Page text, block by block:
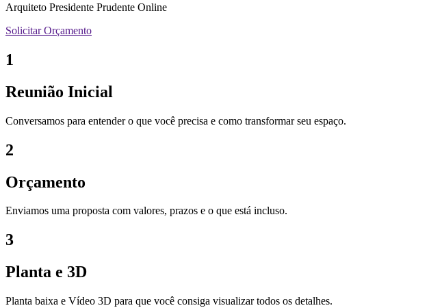
Arquiteto Presidente Prudente Online
Solicitar Orçamento
1
Reunião Inicial
Conversamos para entender o que você precisa e como transformar seu espaço.
2
Orçamento
Enviamos uma proposta com valores, prazos e o que está incluso.
3
Planta e 3D
Planta baixa e Vídeo 3D para que você consiga visualizar todos os detalhes.